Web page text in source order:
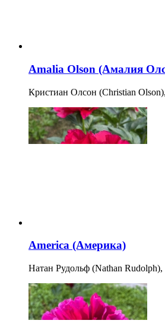
Amalia Olson (Амалия
Кристиан Олсон (Christian
America (Америка)
Натан Рудольф (Nathan